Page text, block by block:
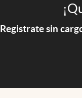
Registrate sin